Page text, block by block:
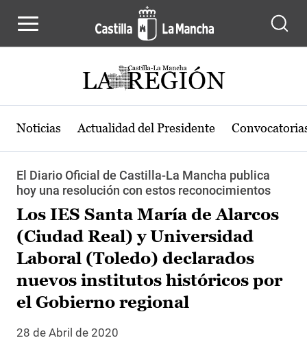
Noticias Actualidad del Presidente
El Diario Oficial de Castilla-La Mancha publica
hoy una resolución con estos reconocimientos
Los IES Santa María de Alarcos
(Ciudad Real) y Universidad
Laboral (Toledo) declarados
nuevos institutos históricos por
el Gobierno regional
28 de Abril de 2020